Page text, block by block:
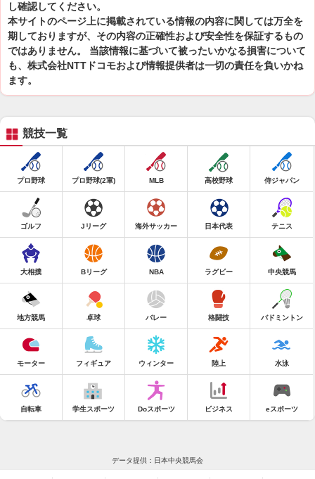
し確認してください。
本サイトのページ上に掲載されている情報の内容に関しては万全を
期しておりますが、その内容の正確性および安全性を保証するもの
ではありません。 当該情報に基づいて被ったいかなる損害について
も、株式会社NTTドコモおよび情報提供者は一切の責任を負いかね
ます。
競技一覧
プロ野球 プロ野球(2軍) MLB 高校野球 侍ジャパン
ゴルフ Jリーグ 海外サッカー 日本代表 テニス
大相撲 Bリーグ NBA ラグビー 中央競馬
地方競馬 卓球 バレー 格闘技 バドミントン
モーター フィギュア ウィンター 陸上 水泳
自転車 学生スポーツ Doスポーツ ビジネス eスポーツ
データ提供：日本中央競馬会